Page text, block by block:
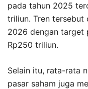
pada tahun 2025
triliun. Tren tersebut
2026 dengan target
Rp250 triliun.
Selain itu, rata-rata
pasar saham juga